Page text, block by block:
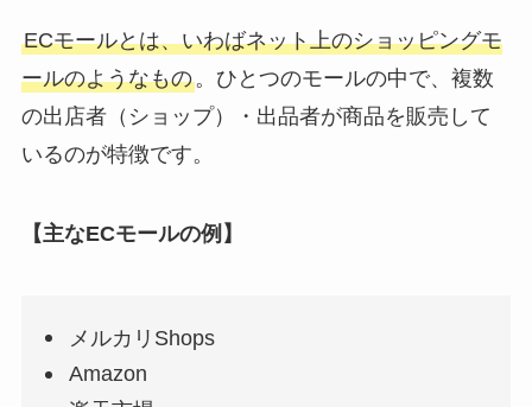
ECモールとは、いわばネット上のショッピングモ
ールのようなもの。ひとつのモールの中で、複数
の出店者（ショップ）・出品者が商品を販売して
いるのが特徴です。
【主なECモールの例】
メルカリShops
Amazon